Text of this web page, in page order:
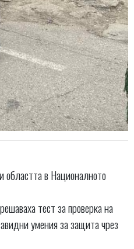
в Националното
тест за проверка на
умения за защита чрез